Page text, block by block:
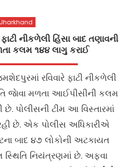
Jharkhand
નીકળેલી હિંસા બાદ તણાવની
કલમ ૧૪૪ લાગુ કરાઈ
રવિવારે ફાટી નીકળેલી
જાેવા મળતા આઈપીસીની કલમ
પોલીસની ટીમ આ વિસ્તારમાં
છે. એક પોલીસ અધિકારીએ
બાદ ૪૭ લોકોની અટકાયત
સ્થિતિ નિયંત્રણમાં છે. અફવા